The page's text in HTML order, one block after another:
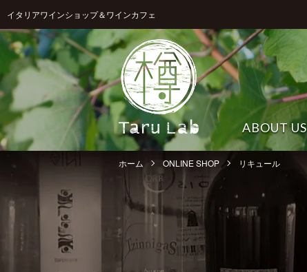
イタリアワインショップ＆ワインカフェ
ABOUT US
ホーム ONLINE SHOP リキュール